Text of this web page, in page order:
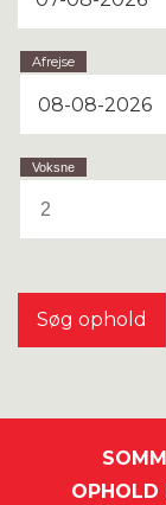
Afrejse
Voksne
2
OPHOLD